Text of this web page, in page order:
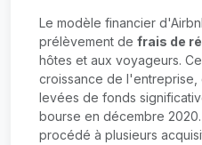
Le modèle financier
prélèvement de frais de
hôtes et aux voyageurs.
croissance de l'entreprise,
levées de fonds
bourse en décembre
procédé à plusieurs